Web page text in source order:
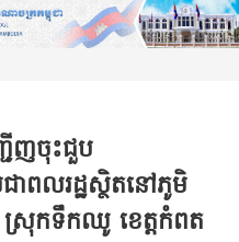
ើញចុះជួប
លរដ្ឋស្ថិតនៅភូមិ
រុកទឹកឈូ ខេត្តកំពត